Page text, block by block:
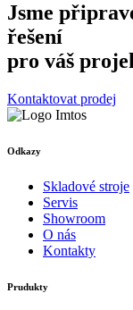
Jsme
řešení
pro váš
Kontaktovat prodej
Odkazy
Skladové stroje
Servis
Showroom
O nás
Kontakty
Prudukty